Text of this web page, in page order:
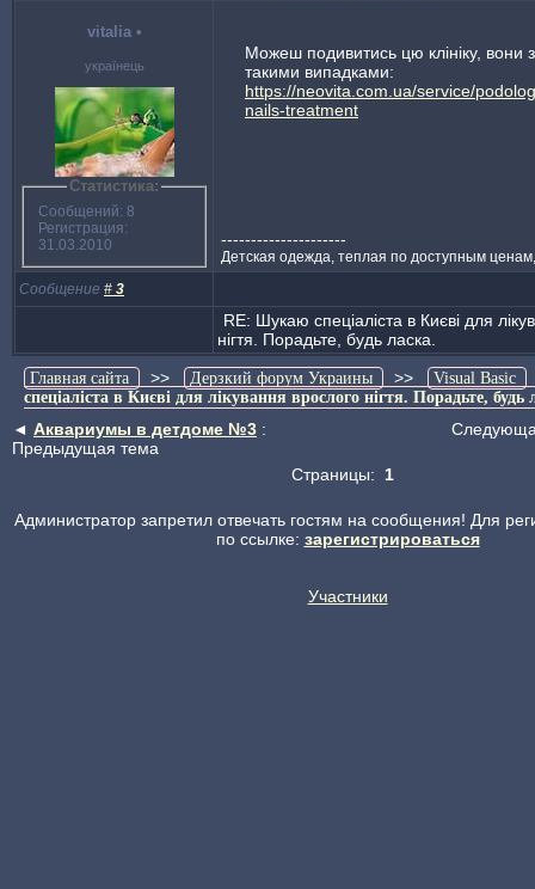
vitalia •
українець
Статистика:
Сообщений: 8
Регистрация:
31.03.2010
Можеш подивитись цю клініку, вони
такими випадками:
https://neovita.com.ua/service/
nails-treatment
---------------------
Детская одежда, теплая по доступным
Сообщение # 3
RE: Шукаю спеціаліста в Києві для
нігтя. Порадьте, будь ласка.
Главная сайта >> Дерзкий форум Украины >> Visual Basic
спеціаліста в Києві для лікування врослого нігтя. Порадьте, будь
◄ Аквариумы в детдоме №3 :
Предыдущая тема
Страницы: 1
Администратор запретил отвечать гостям на сообщения! Для
по ссылке: зарегистрироваться
Участники